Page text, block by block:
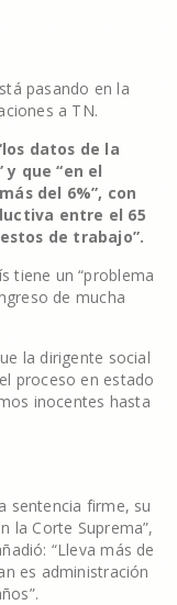
pasando en la
a TN.
datos de la
que “en el
del 6%”, con
entre el 65
de trabajo”.
tiene un “problema
de mucha
la dirigente social
proceso en estado
inocentes hasta
sentencia firme, su
la Corte Suprema”,
“Lleva más de
es administración